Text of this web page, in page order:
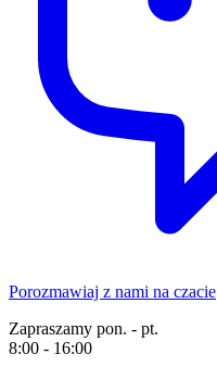
Porozmawiaj z nami na czacie
Zapraszamy pon. - pt.
8:00 - 16:00